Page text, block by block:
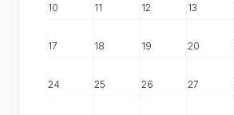
10 11 12 13
17 18 19 20
24 25 26 27